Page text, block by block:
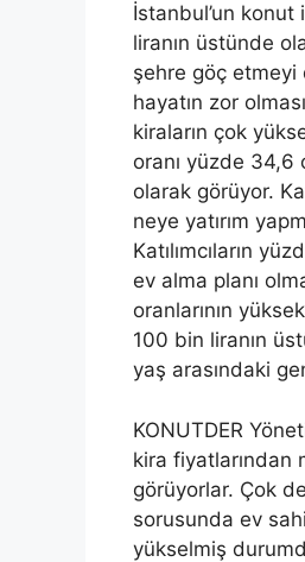
İstanbul’un
liranın üstünde
şehre göç etmeyi
hayatın zor
kiraların çok
oranı yüzde 34,6
olarak görüyor.
neye yatırım
Katılımcıların
ev alma planı
oranlarının
100 bin liranın
yaş arasındaki
KONUTDER
kira fiyatlarından
görüyorlar. Çok
sorusunda ev
yükselmiş